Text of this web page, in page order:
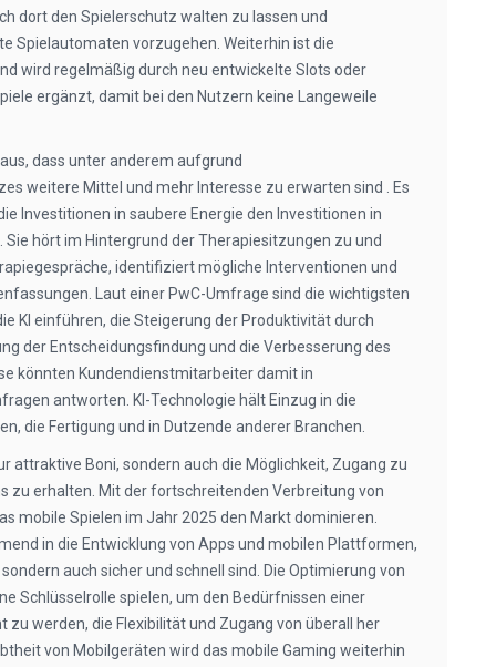
dort den Spielerschutz walten zu lassen und
Spielautomaten vorzugehen. Weiterhin ist die
wird regelmäßig durch neu entwickelte Slots oder
ergänzt, damit bei den Nutzern keine Langeweile
dass unter anderem aufgrund
weitere Mittel und mehr Interesse zu erwarten sind . Es
Investitionen in saubere Energie den Investitionen in
hört im Hintergrund der Therapiesitzungen zu und
identifiziert mögliche Interventionen und
Laut einer PwC-Umfrage sind die wichtigsten
KI einführen, die Steigerung der Produktivität durch
der Entscheidungsfindung und die Verbesserung des
könnten Kundendienstmitarbeiter damit in
antworten. KI-Technologie hält Einzug in die
die Fertigung und in Dutzende anderer Branchen.
attraktive Boni, sondern auch die Möglichkeit, Zugang zu
zu erhalten. Mit der fortschreitenden Verbreitung von
mobile Spielen im Jahr 2025 den Markt dominieren.
in die Entwicklung von Apps und mobilen Plattformen,
auch sicher und schnell sind. Die Optimierung von
Schlüsselrolle spielen, um den Bedürfnissen einer
zu werden, die Flexibilität und Zugang von überall her
von Mobilgeräten wird das mobile Gaming weiterhin